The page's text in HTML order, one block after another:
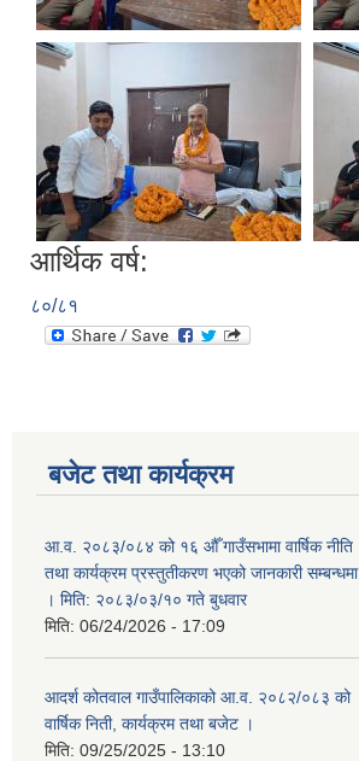
आर्थिक वर्ष:
८०/८१
बजेट तथा कार्यक्रम
आ.व. २०८३/०८४ को १६ औँ गाउँसभामा वार्षिक नीति
तथा कार्यक्रम प्रस्तुतीकरण भएको जानकारी सम्बन्धमा
। मिति: २०८३/०३/१० गते बुधवार
मिति: 06/24/2026 - 17:09
आदर्श कोतवाल गाउँपालिकाको आ.व. २०८२/०८३ को
वार्षिक निती, कार्यक्रम तथा बजेट ।
मिति: 09/25/2025 - 13:10